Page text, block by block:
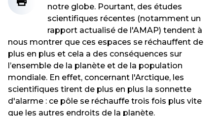
notre globe. Pourtant, des études
scientifiques récentes (notamment un
rapport actualisé de l'AMAP) tendent à
nous montrer que ces espaces se réchauffent de
plus en plus et cela a des conséquences sur
l’ensemble de la planète et de la population
mondiale. En effet, concernant l'Arctique, les
scientifiques tirent de plus en plus la sonnette
d'alarme : ce pôle se réchauffe trois fois plus vite
que les autres endroits de la planète.